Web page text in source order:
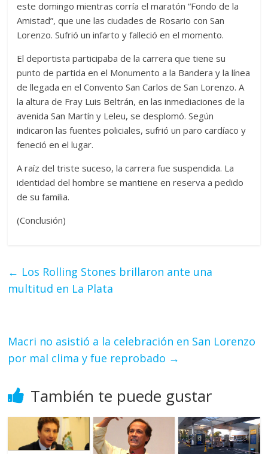
este domingo mientras corría el maratón “Fondo de la
Amistad”, que une las ciudades de Rosario con San
Lorenzo. Sufrió un infarto y falleció en el momento.
El deportista participaba de la carrera que tiene su
punto de partida en el Monumento a la Bandera y la línea
de llegada en el Convento San Carlos de San Lorenzo. A
la altura de Fray Luis Beltrán, en las inmediaciones de la
avenida San Martín y Leleu, se desplomó. Según
indicaron las fuentes policiales, sufrió un paro cardíaco y
feneció en el lugar.
A raíz del triste suceso, la carrera fue suspendida. La
identidad del hombre se mantiene en reserva a pedido
de su familia.
(Conclusión)
← Los Rolling Stones brillaron ante una
multitud en La Plata
Macri no asistió a la celebración en San Lorenzo
por mal clima y fue reprobado →
También te puede gustar